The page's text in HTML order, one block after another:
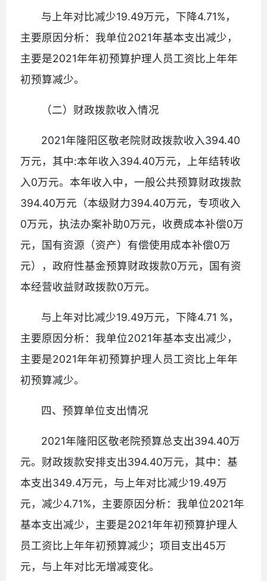
与上年对比减少19.49万元，下降4.71%，
主要原因分析：我单位2021年基本支出减少，
主要是2021年年初预算护理人员工资比上年年
初预算减少。
（二）财政拨款收入情况
2021年隆阳区敬老院财政拨款收入394.40
万元，其中:本年收入394.40万元，上年结转收
入0万元。本年收入中，一般公共预算财政拨款
394.40万元（本级财力394.40万元，专项收入
0万元，执法办案补助0万元，收费成本补偿0万
元，国有资源（资产）有偿使用成本补偿0万
元），政府性基金预算财政拨款0万元，国有资
本经营收益财政拨款0万元。
与上年对比减少19.49万元，下降4.71 %，
主要原因分析：我单位2021年基本支出减少，
主要是2021年年初预算护理人员工资比上年年
初预算减少。
四、预算单位支出情况
2021年隆阳区敬老院预算总支出394.40万
元。财政拨款安排支出394.40万元，其中：基
本支出349.4万元，与上年对比减少19.49万
元，减少4.71%，主要原因分析：我单位2021年
基本支出减少，主要是2021年年初预算护理人
员工资比上年年初预算减少；项目支出45万
元，与上年对比无增减变化。